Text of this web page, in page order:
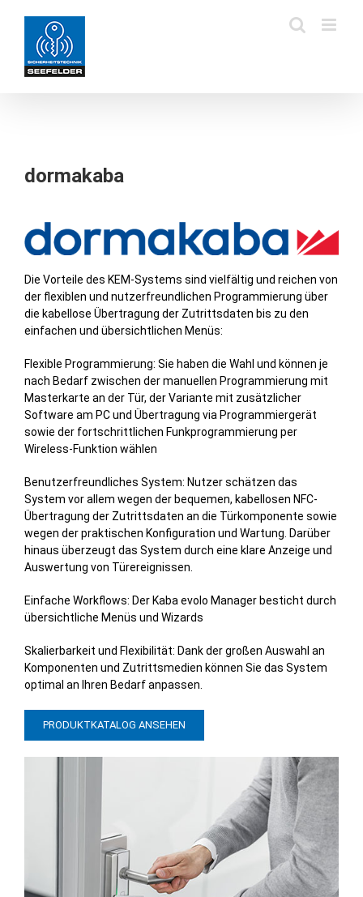
springen
dormakaba
Die Vorteile des KEM-Systems sind vielfältig und reichen von
der flexiblen und nutzerfreundlichen Programmierung über
die kabellose Übertragung der Zutrittsdaten bis zu den
einfachen und übersichtlichen Menüs:
Flexible Programmierung: Sie haben die Wahl und können je
nach Bedarf zwischen der manuellen Programmierung mit
Masterkarte an der Tür, der Variante mit zusätzlicher
Software am PC und Übertragung via Programmiergerät
sowie der fortschrittlichen Funkprogrammierung per
Wireless-Funktion wählen
Benutzerfreundliches System: Nutzer schätzen das
System vor allem wegen der bequemen, kabellosen NFC-
Übertragung der Zutrittsdaten an die Türkomponente sowie
wegen der praktischen Konfiguration und Wartung. Darüber
hinaus überzeugt das System durch eine klare Anzeige und
Auswertung von Türereignissen.
Einfache Workflows: Der Kaba evolo Manager besticht durch
übersichtliche Menüs und Wizards
Skalierbarkeit und Flexibilität: Dank der großen Auswahl an
Komponenten und Zutrittsmedien können Sie das System
optimal an Ihren Bedarf anpassen.
PRODUKTKATALOG ANSEHEN